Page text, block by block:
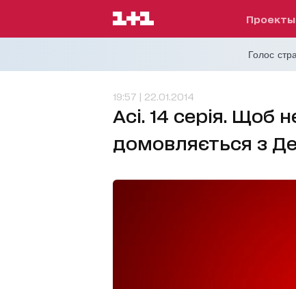
проекты
Голос
19:57 | 22.01.2014
Асі. 14 серія. Щоб
домовляється з